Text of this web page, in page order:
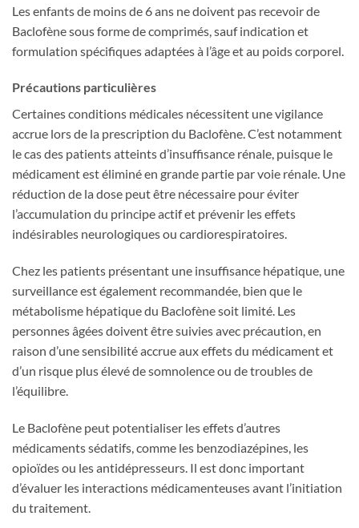
Les enfants de moins de 6 ans ne doivent pas recevoir de
Baclofène sous forme de comprimés, sauf indication et
formulation spécifiques adaptées à l’âge et au poids corporel.
Précautions particulières
Certaines conditions médicales nécessitent une vigilance
accrue lors de la prescription du Baclofène. C’est notamment
le cas des patients atteints d’insuffisance rénale, puisque le
médicament est éliminé en grande partie par voie rénale. Une
réduction de la dose peut être nécessaire pour éviter
l’accumulation du principe actif et prévenir les effets
indésirables neurologiques ou cardiorespiratoires.
Chez les patients présentant une insuffisance hépatique, une
surveillance est également recommandée, bien que le
métabolisme hépatique du Baclofène soit limité. Les
personnes âgées doivent être suivies avec précaution, en
raison d’une sensibilité accrue aux effets du médicament et
d’un risque plus élevé de somnolence ou de troubles de
l’équilibre.
Le Baclofène peut potentialiser les effets d’autres
médicaments sédatifs, comme les benzodiazépines, les
opioïdes ou les antidépresseurs. Il est donc important
d’évaluer les interactions médicamenteuses avant l’initiation
du traitement.